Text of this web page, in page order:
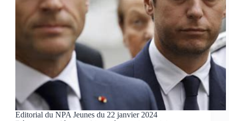
Editorial du NPA Jeunes du 22 janvier 2024